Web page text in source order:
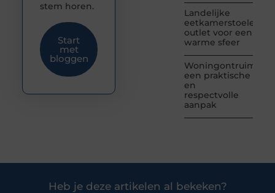
Landelijke
eetkamerstoelen
outlet voor een
warme sfeer
Woningontruiming:
een praktische
en
respectvolle
aanpak
stem horen.
Start
met
bloggen
Heb je deze artikelen al bekeken?